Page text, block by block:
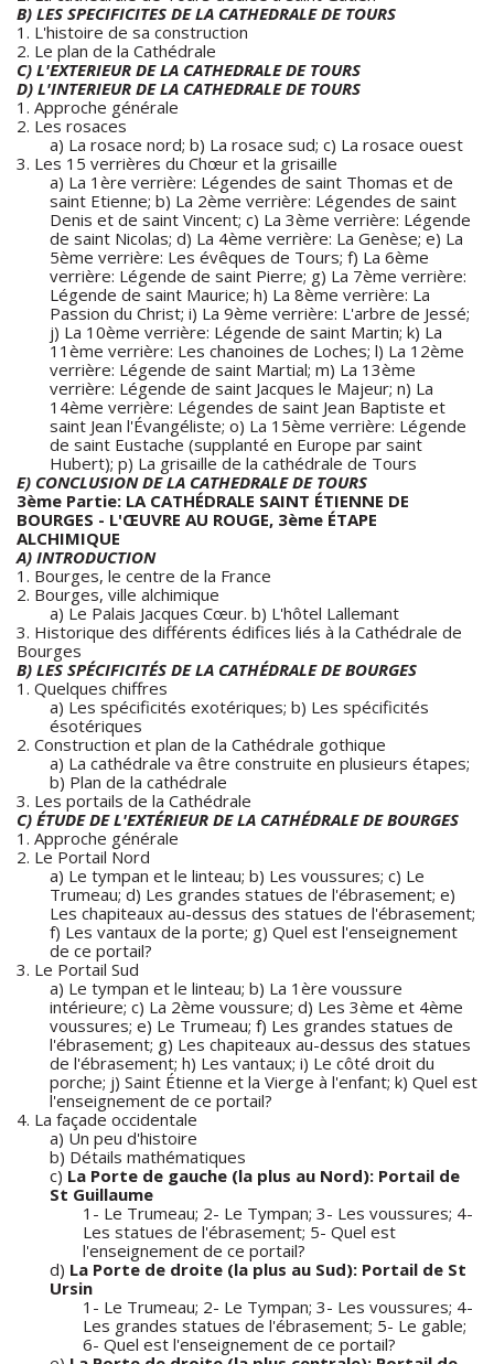
B) LES SPECIFICITES DE LA CATHEDRALE DE TOURS
1. L'histoire de sa construction
2. Le plan de la Cathédrale
C) L'EXTERIEUR DE LA CATHEDRALE DE TOURS
D) L'INTERIEUR DE LA CATHEDRALE DE TOURS
1. Approche générale
2. Les rosaces
a) La rosace nord; b) La rosace sud; c) La rosace ouest
3. Les 15 verrières du Chœur et la grisaille
a) La 1ère verrière: Légendes de saint Thomas et de
saint Etienne; b) La 2ème verrière: Légendes de saint
Denis et de saint Vincent; c) La 3ème verrière: Légende
de saint Nicolas; d) La 4ème verrière: La Genèse; e) La
5ème verrière: Les évêques de Tours; f) La 6ème
verrière: Légende de saint Pierre; g) La 7ème verrière:
Légende de saint Maurice; h) La 8ème verrière: La
Passion du Christ; i) La 9ème verrière: L'arbre de Jessé;
j) La 10ème verrière: Légende de saint Martin; k) La
11ème verrière: Les chanoines de Loches; l) La 12ème
verrière: Légende de saint Martial; m) La 13ème
verrière: Légende de saint Jacques le Majeur; n) La
14ème verrière: Légendes de saint Jean Baptiste et
saint Jean l'Évangéliste; o) La 15ème verrière: Légende
de saint Eustache (supplanté en Europe par saint
Hubert); p) La grisaille de la cathédrale de Tours
E) CONCLUSION DE LA CATHEDRALE DE TOURS
3ème Partie: LA CATHÉDRALE SAINT ÉTIENNE DE
BOURGES - L'ŒUVRE AU ROUGE, 3ème ÉTAPE
ALCHIMIQUE
A) INTRODUCTION
1. Bourges, le centre de la France
2. Bourges, ville alchimique
a) Le Palais Jacques Cœur. b) L'hôtel Lallemant
3. Historique des différents édifices liés à la Cathédrale de
Bourges
B) LES SPÉCIFICITÉS DE LA CATHÉDRALE DE BOURGES
1. Quelques chiffres
a) Les spécificités exotériques; b) Les spécificités
ésotériques
2. Construction et plan de la Cathédrale gothique
a) La cathédrale va être construite en plusieurs étapes;
b) Plan de la cathédrale
3. Les portails de la Cathédrale
C) ÉTUDE DE L'EXTÉRIEUR DE LA CATHÉDRALE DE BOURGES
1. Approche générale
2. Le Portail Nord
a) Le tympan et le linteau; b) Les voussures; c) Le
Trumeau; d) Les grandes statues de l'ébrasement; e)
Les chapiteaux au-dessus des statues de l'ébrasement;
f) Les vantaux de la porte; g) Quel est l'enseignement
de ce portail?
3. Le Portail Sud
a) Le tympan et le linteau; b) La 1ère voussure
intérieure; c) La 2ème voussure; d) Les 3ème et 4ème
voussures; e) Le Trumeau; f) Les grandes statues de
l'ébrasement; g) Les chapiteaux au-dessus des statues
de l'ébrasement; h) Les vantaux; i) Le côté droit du
porche; j) Saint Étienne et la Vierge à l'enfant; k) Quel est
l'enseignement de ce portail?
4. La façade occidentale
a) Un peu d'histoire
b) Détails mathématiques
c) La Porte de gauche (la plus au Nord): Portail de
St Guillaume
1- Le Trumeau; 2- Le Tympan; 3- Les voussures; 4-
Les statues de l'ébrasement; 5- Quel est
l'enseignement de ce portail?
d) La Porte de droite (la plus au Sud): Portail de St
Ursin
1- Le Trumeau; 2- Le Tympan; 3- Les voussures; 4-
Les grandes statues de l'ébrasement; 5- Le gable;
6- Quel est l'enseignement de ce portail?